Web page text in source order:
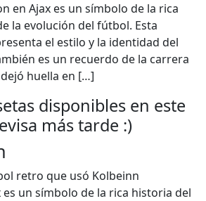
en Ajax es un símbolo de la rica
la evolución del fútbol. Esta
el estilo y la identidad del
es un recuerdo de la carrera
huella en […]
disponibles en este
más tarde :)
retro que usó Kolbeinn
es un símbolo de la rica historia del